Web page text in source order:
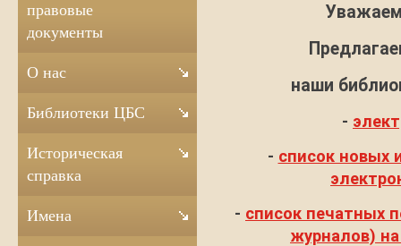
наши
-
- список новых
- список печатных
журналов)
правовые
документы
О нас
Библиотеки ЦБС
Историческая
справка
Имена